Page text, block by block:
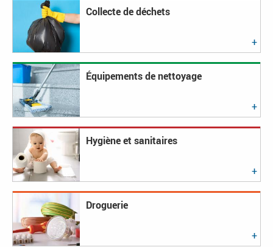
Collecte de déchets
Équipements de nettoyage
Hygiène et sanitaires
Droguerie